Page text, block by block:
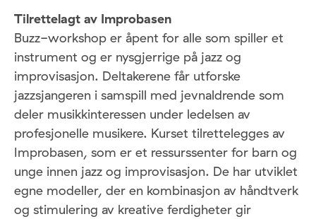
Tilrettelagt av Improbasen
Buzz-workshop er åpent for alle som spiller et
instrument og er nysgjerrige på jazz og
improvisasjon. Deltakerene får utforske
jazzsjangeren i samspill med jevnaldrende som
deler musikkinteressen under ledelsen av
profesjonelle musikere. Kurset tilrettelegges av
Improbasen, som er et ressurssenter for barn og
unge innen jazz og improvisasjon. De har utviklet
egne modeller, der en kombinasjon av håndtverk
og stimulering av kreative ferdigheter gir